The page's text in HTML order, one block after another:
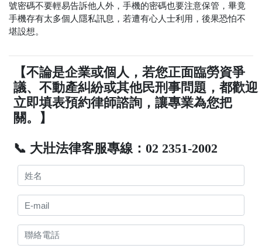
號密碼不要輕易告訴他人外，手機的密碼也要注意保管，畢竟
手機存有太多個人隱私訊息，若遭有心人士利用，後果恐怕不
堪設想。
【不論是企業或個人，若您正面臨勞資爭
議、不動產糾紛或其他民刑事問題，都歡迎
立即填表預約律師諮詢，讓專業為您把
關。】
📞 大壯法律客服專線：02 2351-2002